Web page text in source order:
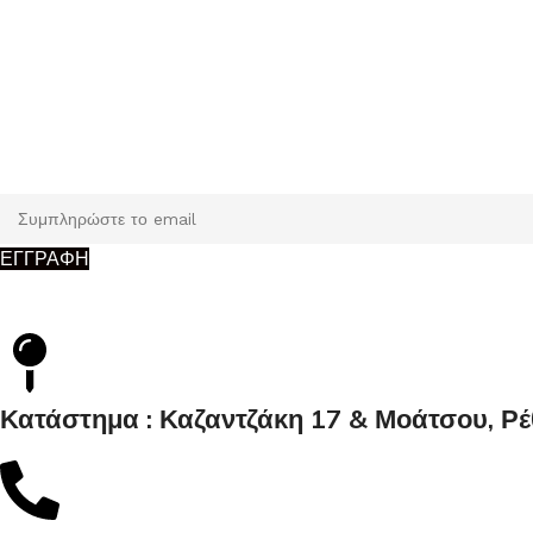
ΕΓΓΡΑΦΗ
Κατάστημα : Καζαντζάκη 17 & Μοάτσου,